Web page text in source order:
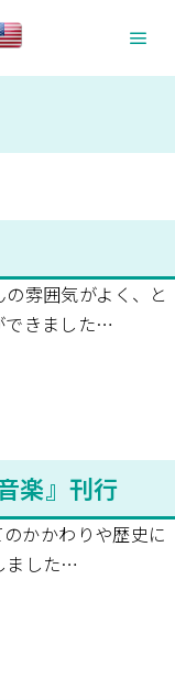
雰囲気がよく、と
できました…
楽』刊行
かかわりや歴史に
ました…